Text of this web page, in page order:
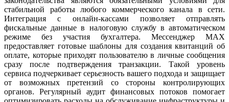
стабильной работы любого коммерческого канала в сети.
Интеграция с онлайн-кассами позволяет отправлять
фискальные данные в налоговую службу в автоматическом
режиме без участия бухгалтера. Мессенджер MAX
предоставляет готовые шаблоны для создания квитанций об
оплате, которые приходят пользователю в личные сообщения
сразу после подтверждения транзакции. Такой уровень
сервиса подчеркивает серьезность вашего подхода и защищает
от возможных претензий со стороны контролирующих
органов. Регулярный аудит финансовых потоков помогает